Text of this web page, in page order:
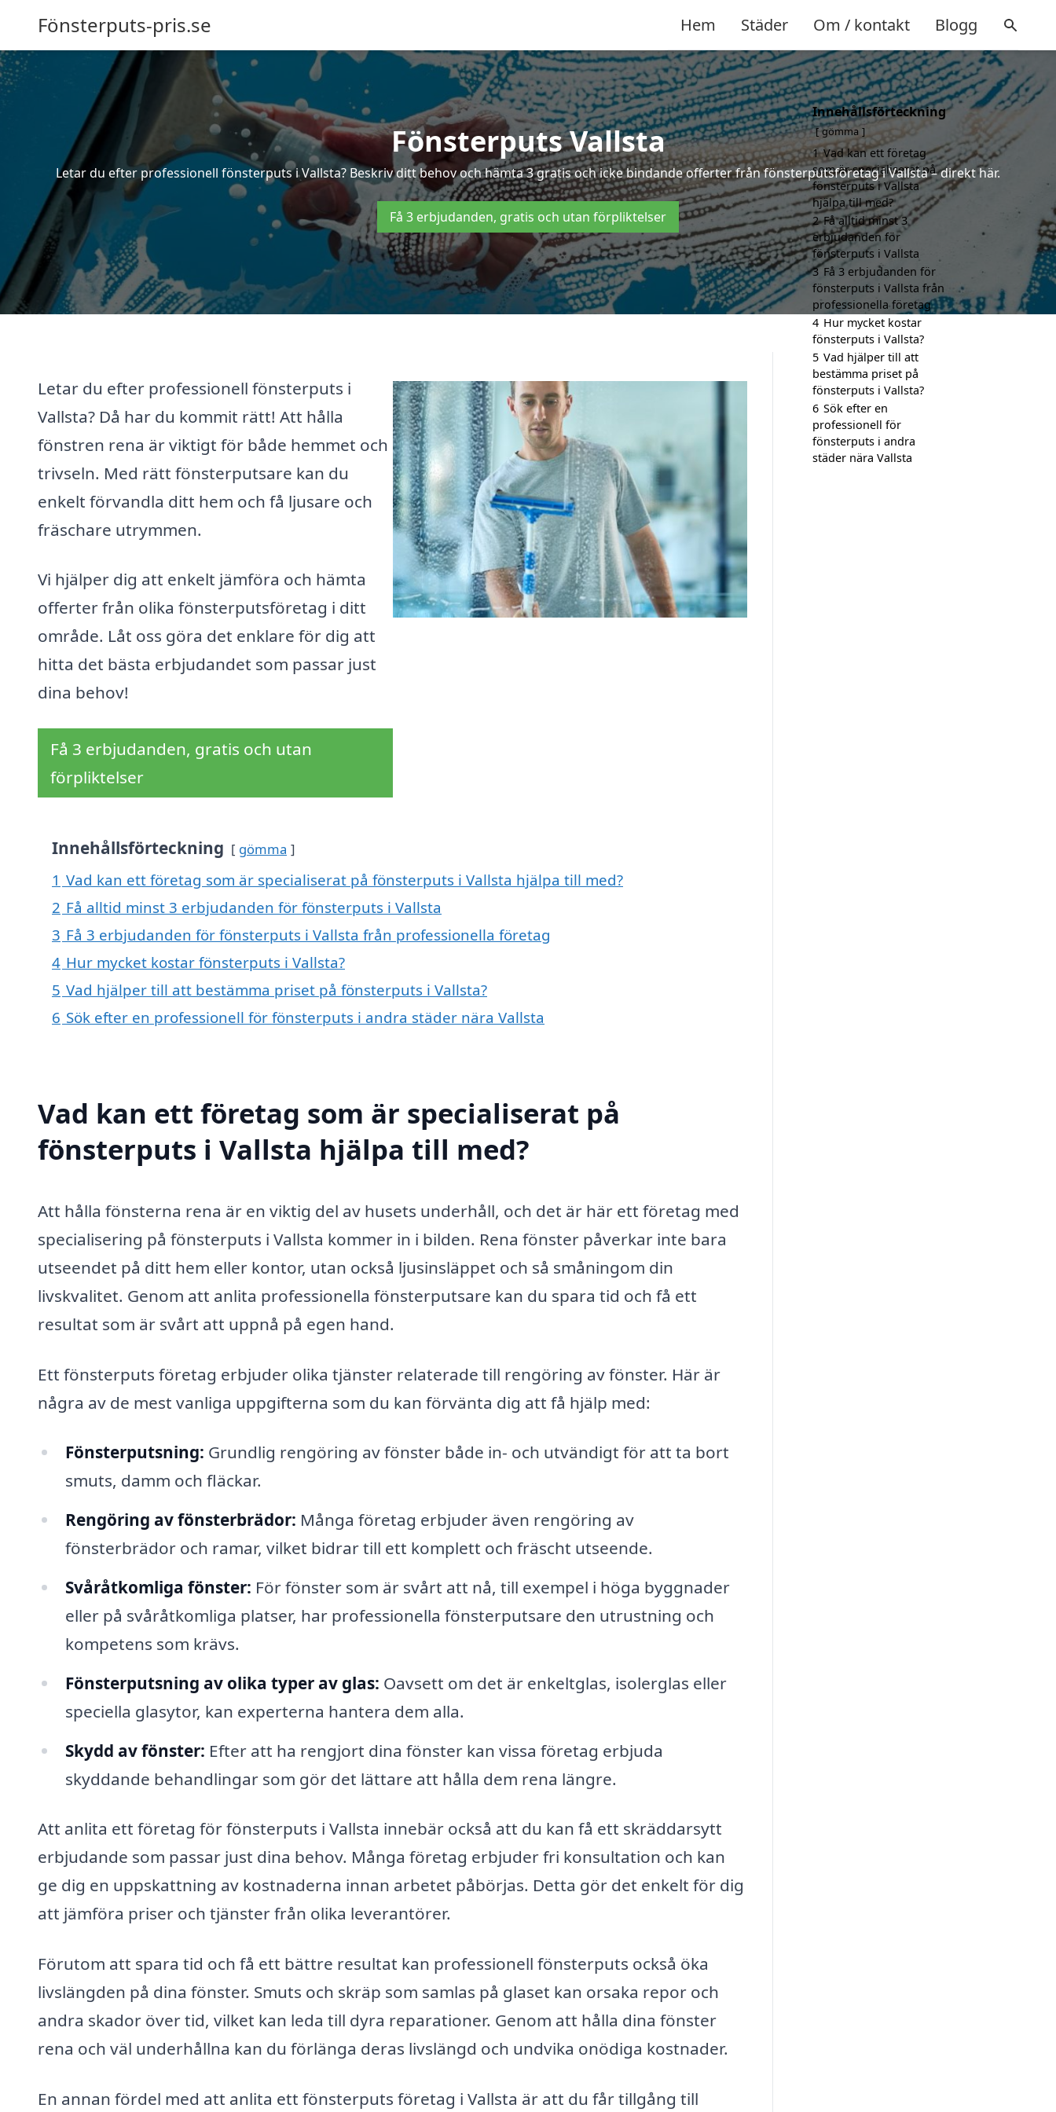
Fönsterputs-pris.se Hem Städer Om / kontakt Blogg
Fönsterputs Vallsta
Letar du efter professionell fönsterputs i Vallsta? Beskriv ditt behov och hämta 3 gratis och icke bindande offerter från fönsterputsföretag i Vallsta – direkt här.
Få 3 erbjudanden, gratis och utan förpliktelser
Letar du efter professionell fönsterputs i
Vallsta? Då har du kommit rätt! Att hålla
fönstren rena är viktigt för både hemmet och
trivseln. Med rätt fönsterputsare kan du
enkelt förvandla ditt hem och få ljusare och
fräschare utrymmen.
Vi hjälper dig att enkelt jämföra och hämta
offerter från olika fönsterputsföretag i ditt
område. Låt oss göra det enklare för dig att
hitta det bästa erbjudandet som passar just
dina behov!
Få 3 erbjudanden, gratis och utan
förpliktelser
Innehållsförteckning gömma
1 Vad kan ett företag som är specialiserat på fönsterputs i Vallsta hjälpa till med?
2 Få alltid minst 3 erbjudanden för fönsterputs i Vallsta
3 Få 3 erbjudanden för fönsterputs i Vallsta från professionella företag
4 Hur mycket kostar fönsterputs i Vallsta?
5 Vad hjälper till att bestämma priset på fönsterputs i Vallsta?
6 Sök efter en professionell för fönsterputs i andra städer nära Vallsta
Vad kan ett företag som är specialiserat på
fönsterputs i Vallsta hjälpa till med?
Att hålla fönsterna rena är en viktig del av husets underhåll, och det är här ett företag med
specialisering på fönsterputs i Vallsta kommer in i bilden. Rena fönster påverkar inte bara
utseendet på ditt hem eller kontor, utan också ljusinsläppet och så småningom din
livskvalitet. Genom att anlita professionella fönsterputsare kan du spara tid och få ett
resultat som är svårt att uppnå på egen hand.
Ett fönsterputs företag erbjuder olika tjänster relaterade till rengöring av fönster. Här är
några av de mest vanliga uppgifterna som du kan förvänta dig att få hjälp med:
Fönsterputsning: Grundlig rengöring av fönster både in- och utvändigt för att ta bort
smuts, damm och fläckar.
Rengöring av fönsterbrädor: Många företag erbjuder även rengöring av
fönsterbrädor och ramar, vilket bidrar till ett komplett och fräscht utseende.
Svåråtkomliga fönster: För fönster som är svårt att nå, till exempel i höga byggnader
eller på svåråtkomliga platser, har professionella fönsterputsare den utrustning och
kompetens som krävs.
Fönsterputsning av olika typer av glas: Oavsett om det är enkeltglas, isolerglas eller
speciella glasytor, kan experterna hantera dem alla.
Skydd av fönster: Efter att ha rengjort dina fönster kan vissa företag erbjuda
skyddande behandlingar som gör det lättare att hålla dem rena längre.
Att anlita ett företag för fönsterputs i Vallsta innebär också att du kan få ett skräddarsytt
erbjudande som passar just dina behov. Många företag erbjuder fri konsultation och kan
ge dig en uppskattning av kostnaderna innan arbetet påbörjas. Detta gör det enkelt för dig
att jämföra priser och tjänster från olika leverantörer.
Förutom att spara tid och få ett bättre resultat kan professionell fönsterputs också öka
livslängden på dina fönster. Smuts och skräp som samlas på glaset kan orsaka repor och
andra skador över tid, vilket kan leda till dyra reparationer. Genom att hålla dina fönster
rena och väl underhållna kan du förlänga deras livslängd och undvika onödiga kostnader.
En annan fördel med att anlita ett fönsterputs företag i Vallsta är att du får tillgång till
Innehållsförteckning
gömma
1 Vad kan ett företag
som är specialiserat på
fönsterputs i Vallsta
hjälpa till med?
2 Få alltid minst 3
erbjudanden för
fönsterputs i Vallsta
3 Få 3 erbjudanden för
fönsterputs i Vallsta från
professionella företag
4 Hur mycket kostar
fönsterputs i Vallsta?
5 Vad hjälper till att
bestämma priset på
fönsterputs i Vallsta?
6 Sök efter en
professionell för
fönsterputs i andra
städer nära Vallsta